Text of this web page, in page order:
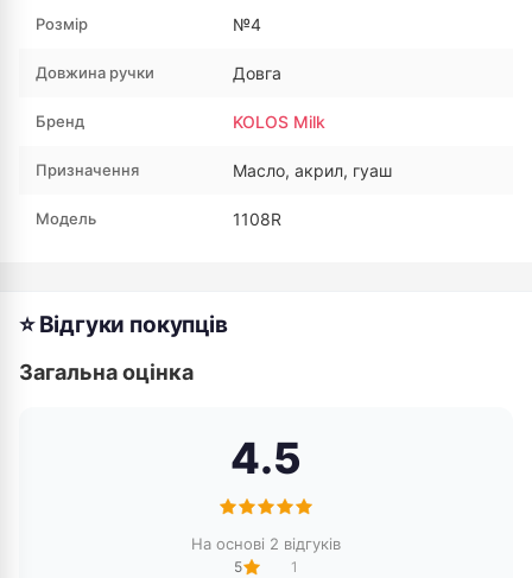
Розмір №4
Довжина ручки Довга
Бренд KOLOS Milk
Призначення Масло, акрил, гуаш
Модель 1108R
⭐ Відгуки покупців
Загальна оцінка
4.5
На основі 2 відгуків
5
1